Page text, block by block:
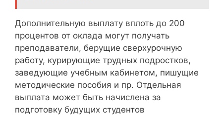
Дополнительную выплату вплоть до 200
процентов от оклада могут получать
преподаватели, берущие сверхурочную
работу, курирующие трудных подростков,
заведующие учебным кабинетом, пишущие
методические пособия и пр. Отдельная
выплата может быть начислена за
подготовку будущих студентов